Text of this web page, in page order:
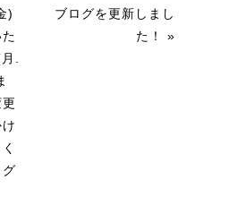
)
.
ブログを更新しまし
た！ »